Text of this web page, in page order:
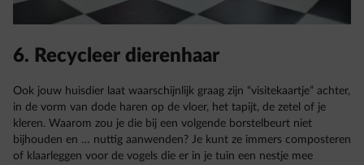
6. Recycleer dierenhaar
Ook jouw huisdier laat waarschijnlijk graag zijn “visitekaartje” achter,
in de vorm van dode haren op de vloer, het tapijt, de zetel of je
kleren. Waarom zou je die bij een volgende borstelbeurt niet
bijhouden en … nuttig aanwenden? Je kunt ze immers composteren
of klaarleggen voor de vogels die er in je tuin een nestje mee